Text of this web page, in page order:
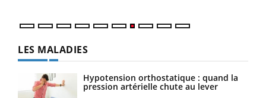
LES MALADIES
Hypotension orthostatique : quand la
pression artérielle chute au lever